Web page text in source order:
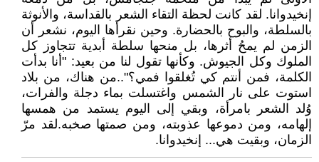
إنخيدوانا. لقد كانت لحظة التقاء الشعر بالقداسة، والأنوثة
بالسلطة، والبوح بالحضارة. وحين نقرأها اليوم، نشعر أن
الزمن لم يمحُ أثرها، بل منحها سلطة أبدية تتجاوز كل
الملوك وكل الجيوش. وكأنها تقول لنا من بعيد: "أنا بدأت
الكلمة، فمن أنتم كي تُغلقوا فمي؟"..من هناك، من بلاد
استوت على نار الشمس واغتسلت بماء دجلة والفرات،
وُلد الشعر بامرأة، وبقي إلى اليوم يستمد من همسها
إلهامه، ومن دموعها عذوبته، ومن صمتها صخبه.لقد مرّ
الزمان، وبقيت هي... إنخيدوانا.